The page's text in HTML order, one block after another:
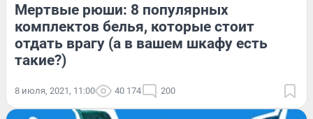
Мертвые рюши: 8 популярных
комплектов белья, которые стоит
отдать врагу (а в вашем шкафу есть
такие?)
8 июля, 2021, 11:00 40 174 200